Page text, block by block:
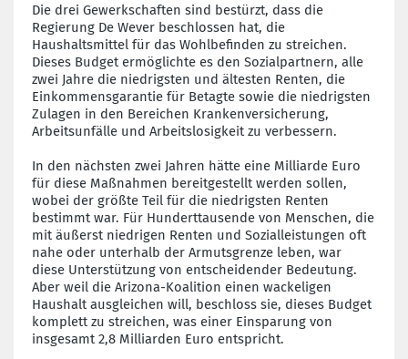
Die drei Gewerkschaften sind bestürzt, dass die
Regierung De Wever beschlossen hat, die
Haushaltsmittel für das Wohlbefinden zu streichen.
Dieses Budget ermöglichte es den Sozialpartnern, alle
zwei Jahre die niedrigsten und ältesten Renten, die
Einkommensgarantie für Betagte sowie die niedrigsten
Zulagen in den Bereichen Krankenversicherung,
Arbeitsunfälle und Arbeitslosigkeit zu verbessern.
In den nächsten zwei Jahren hätte eine Milliarde Euro
für diese Maßnahmen bereitgestellt werden sollen,
wobei der größte Teil für die niedrigsten Renten
bestimmt war. Für Hunderttausende von Menschen, die
mit äußerst niedrigen Renten und Sozialleistungen oft
nahe oder unterhalb der Armutsgrenze leben, war
diese Unterstützung von entscheidender Bedeutung.
Aber weil die Arizona-Koalition einen wackeligen
Haushalt ausgleichen will, beschloss sie, dieses Budget
komplett zu streichen, was einer Einsparung von
insgesamt 2,8 Milliarden Euro entspricht.